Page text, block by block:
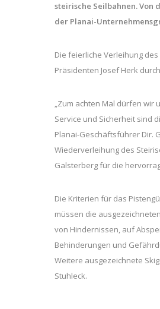
steirische Seilbahnen. Von
der Planai-
Die feierliche Verleihung
Präsidenten Josef Herk
„Zum achten Mal dürfen wir
Service und Sicherheit sind
Planai-Geschäftsführer Dir.
Wiederverleihung des
Galsterberg für die
Die Kriterien für das
müssen die
von Hindernissen, auf
Behinderungen und
Weitere ausgezeichnete
Stuhleck.